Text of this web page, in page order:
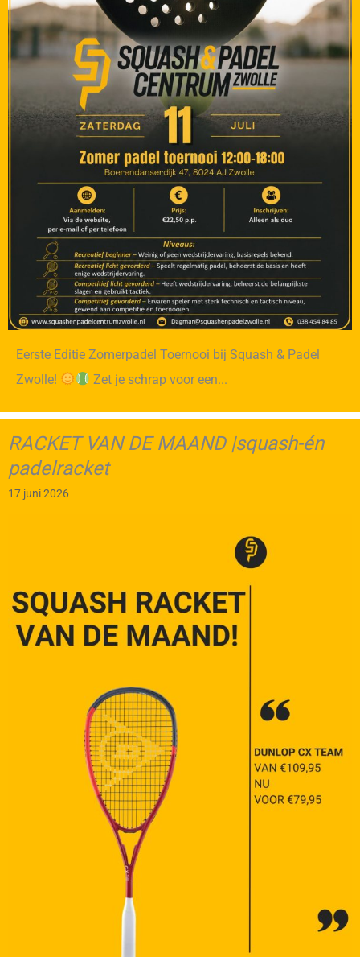
Eerste Editie Zomerpadel Toernooi bij Squash & Padel
Zwolle!
Zet je schrap voor een...
RACKET VAN DE MAAND |squash-én
padelracket
17 juni 2026